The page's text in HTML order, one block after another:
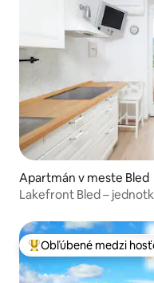
Apartmán v meste Bled
Lakefront Bled –
Najobľúbenejšie medzi
Obľúbené medzi